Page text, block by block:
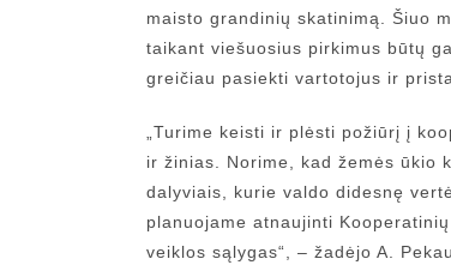
maisto grandinių skatinimą. Šiuo
taikant viešuosius pirkimus būtų
greičiau pasiekti vartotojus ir
„Turime keisti ir plėsti požiūrį į
ir žinias. Norime, kad žemės ūkio
dalyviais, kurie valdo didesnę
planuojame atnaujinti
veiklos sąlygas“, – žadėjo A.